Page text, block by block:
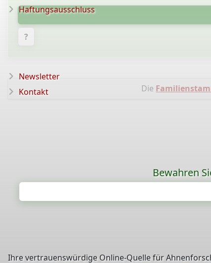
?
Die
Haftungsausschluss
Newsletter
Kontakt
Bewahren
Ihre vertrauenswürdige Online-Quelle für